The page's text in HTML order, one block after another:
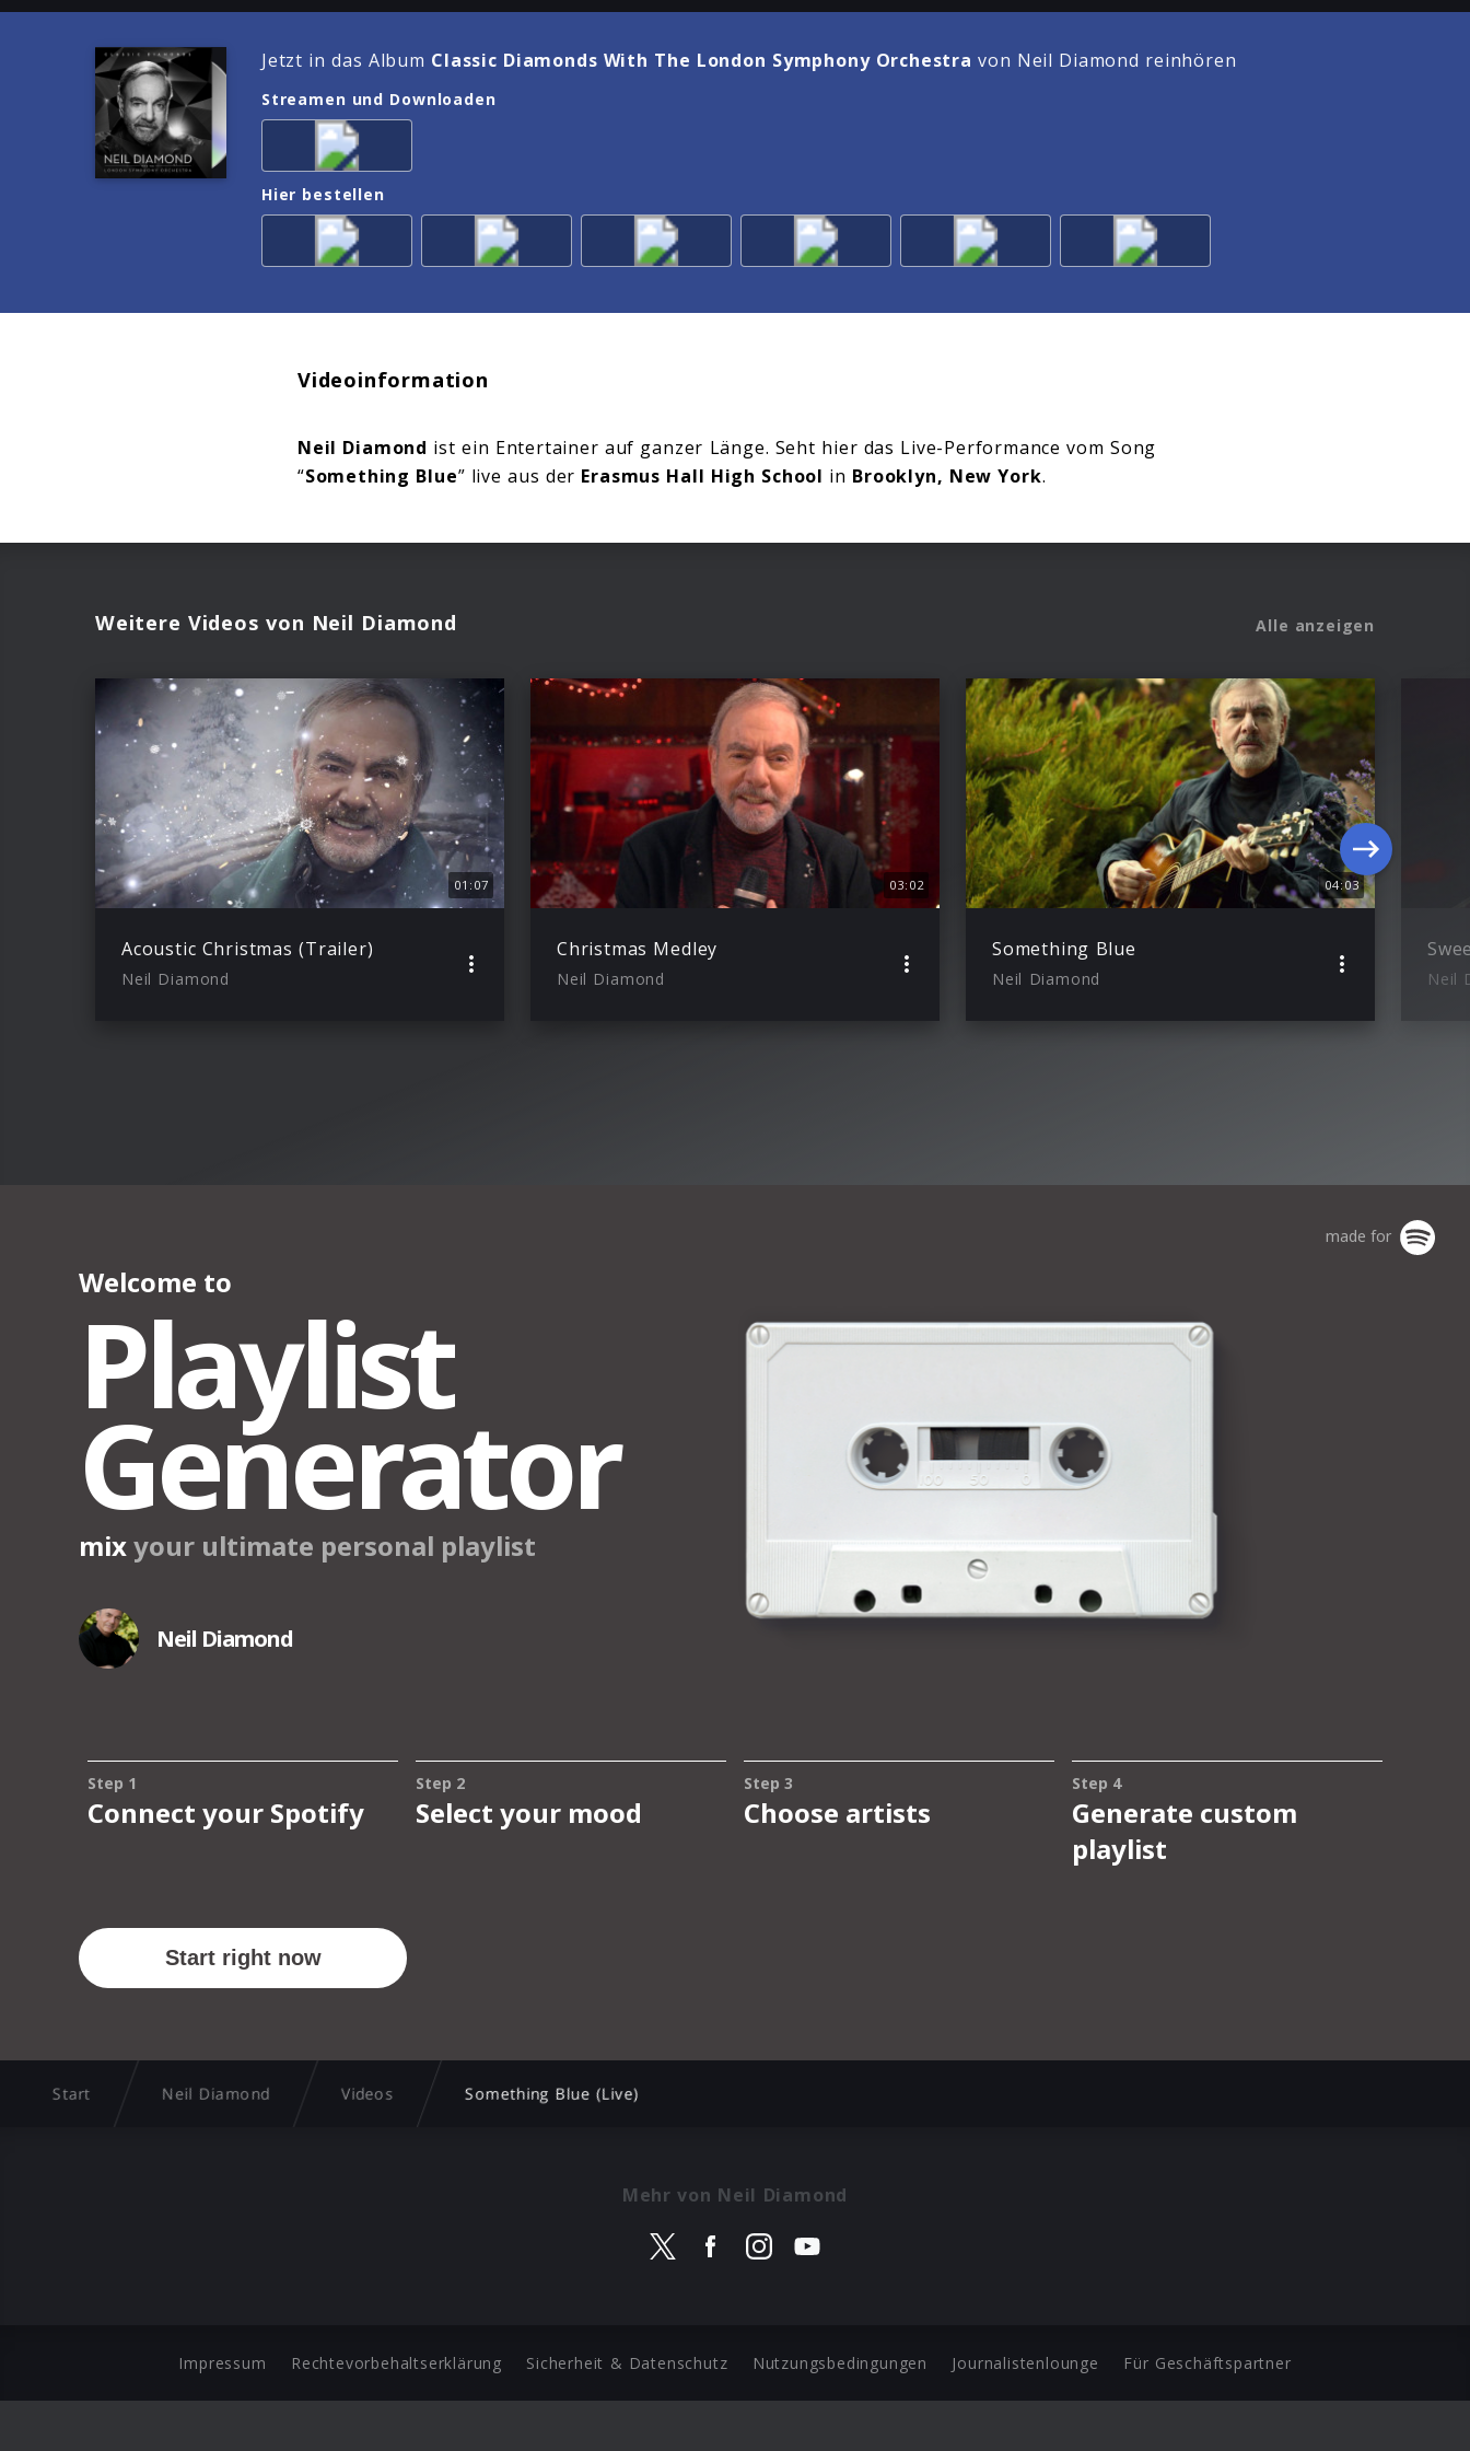
Jetzt in das Album Classic Diamonds With The London Symphony Orchestra von Neil Diamond reinhören
Streamen und Downloaden
Hier bestellen
Videoinformation
Neil Diamond ist ein Entertainer auf ganzer Länge. Seht hier das Live-Performance vom Song
“Something Blue” live aus der Erasmus Hall High School in Brooklyn, New York.
Weitere Videos von Neil Diamond Alle anzeigen
01:07
Acoustic Christmas (Trailer)
Neil Diamond
03:02
Christmas Medley
Neil Diamond
04:03
Something Blue
Neil Diamond Neil
Start Neil Diamond Videos Something Blue (Live)
Mehr von Neil Diamond
Impressum Rechtevorbehaltserklärung Sicherheit & Datenschutz Nutzungsbedingungen Journalistenlounge Für Geschäftspartner